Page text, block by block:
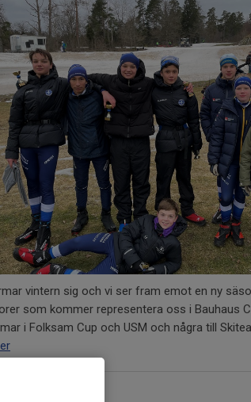
vintern sig och vi ser fram emot en ny
som kommer representera oss i Bauhaus
i Folksam Cup och USM och några till